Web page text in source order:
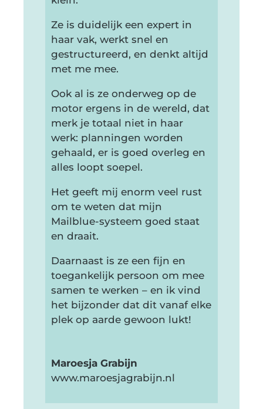
Ze is duidelijk een expert in
haar vak, werkt snel en
gestructureerd, en denkt altijd
met me mee.
Ook al is ze onderweg op de
motor ergens in de wereld, dat
merk je totaal niet in haar
werk: planningen worden
gehaald, er is goed overleg en
alles loopt soepel.
Het geeft mij enorm veel rust
om te weten dat mijn
Mailblue-systeem goed staat
en draait.
Daarnaast is ze een fijn en
toegankelijk persoon om mee
samen te werken – en ik vind
het bijzonder dat dit vanaf elke
plek op aarde gewoon lukt!
Maroesja Grabijn
www.maroesjagrabijn.nl